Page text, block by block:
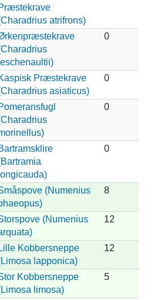
atrifrons)
leschenaultii)
0
Præstekrave
asiaticus)
0
0
longicauda)
0
(Numenius
8
(Numenius
12
Lille Kobbersneppe
lapponica)
12
Kobbersneppe
limosa)
5